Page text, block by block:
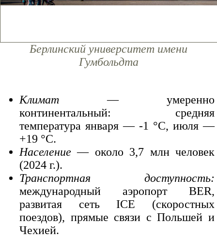
Берлинский университет имени
Гумбольдта
Климат — умеренно
континентальный: средняя
температура января — -1 °C, июля —
+19 °C.
Население — около 3,7 млн человек
(2024 г.).
Транспортная доступность:
международный аэропорт BER,
развитая сеть ICE (скоростных
поездов), прямые связи с Польшей и
Чехией.